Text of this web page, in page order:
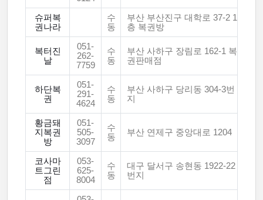
슈퍼복
권나라
수
동
부산 부산진구 대학로 37-2 1
층 복권방
복터진
날
051-
262-
7759
수
동
부산 사하구 장림로 162-1 복
권판매점
하단복
권
051-
291-
4624
수
동
부산 사하구 당리동 304-3번
지
황금돼
지복권
방
051-
505-
3097
수
동
부산 연제구 중앙대로 1204
코사마
트그린
점
053-
625-
8004
수
동
대구 달서구 송현동 1922-22
번지